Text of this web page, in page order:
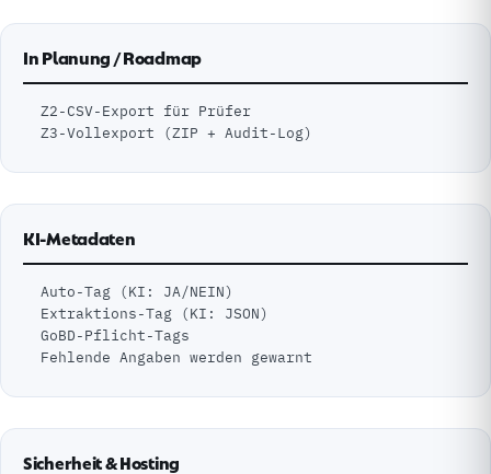
In Planung / Roadmap
Z2-CSV-Export für Prüfer
Z3-Vollexport (ZIP + Audit-Log)
KI-Metadaten
Auto-Tag (KI: JA/NEIN)
Extraktions-Tag (KI: JSON)
GoBD-Pflicht-Tags
Fehlende Angaben werden gewarnt
Sicherheit & Hosting